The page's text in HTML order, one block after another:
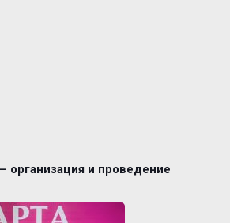
организация и проведение